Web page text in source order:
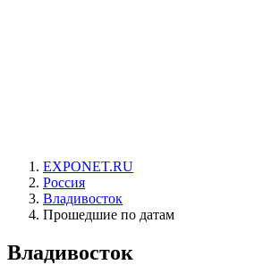
EXPONET.RU
Россия
Владивосток
Прошедшие по датам
Владивосток